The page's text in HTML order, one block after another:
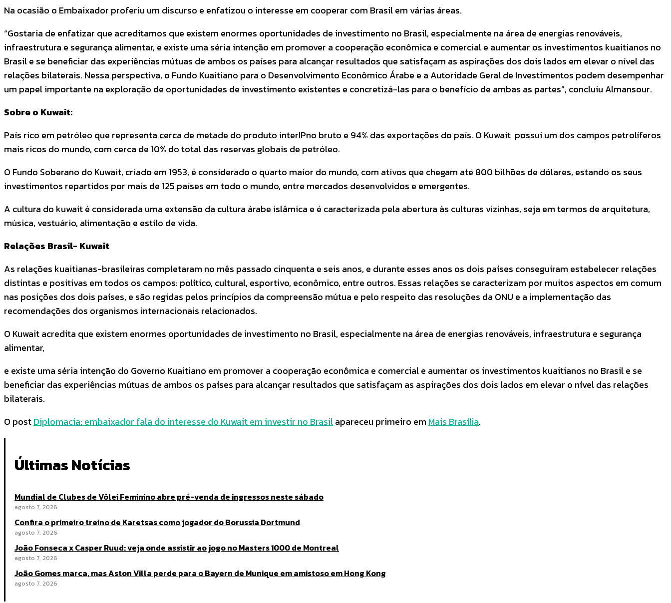
Na ocasião o Embaixador proferiu um discurso e enfatizou o interesse em cooperar com Brasil em várias áreas.
“Gostaria de enfatizar que acreditamos que existem enormes oportunidades de investimento no Brasil, especialmente na área de energias renováveis,
infraestrutura e segurança alimentar, e existe uma séria intenção em promover a cooperação econômica e comercial e aumentar os investimentos kuaitianos no
Brasil e se beneficiar das experiências mútuas de ambos os países para alcançar resultados que satisfaçam as aspirações dos dois lados em elevar o nível das
relações bilaterais. Nessa perspectiva, o Fundo Kuaitiano para o Desenvolvimento Econômico Árabe e a Autoridade Geral de Investimentos podem desempenhar
um papel importante na exploração de oportunidades de investimento existentes e concretizá-las para o benefício de ambas as partes”, concluiu Almansour.
Sobre o Kuwait:
País rico em petróleo que representa cerca de metade do produto interIPno bruto e 94% das exportações do país. O Kuwait possui um dos campos petrolíferos
mais ricos do mundo, com cerca de 10% do total das reservas globais de petróleo.
O Fundo Soberano do Kuwait, criado em 1953, é considerado o quarto maior do mundo, com ativos que chegam até 800 bilhões de dólares, estando os seus
investimentos repartidos por mais de 125 países em todo o mundo, entre mercados desenvolvidos e emergentes.
A cultura do kuwait é considerada uma extensão da cultura árabe islâmica e é caracterizada pela abertura às culturas vizinhas, seja em termos de arquitetura,
música, vestuário, alimentação e estilo de vida.
Relações Brasil- Kuwait
As relações kuaitianas-brasileiras completaram no mês passado cinquenta e seis anos, e durante esses anos os dois países conseguiram estabelecer relações
distintas e positivas em todos os campos: político, cultural, esportivo, econômico, entre outros. Essas relações se caracterizam por muitos aspectos em comum
nas posições dos dois países, e são regidas pelos princípios da compreensão mútua e pelo respeito das resoluções da ONU e a implementação das
recomendações dos organismos internacionais relacionados.
O Kuwait acredita que existem enormes oportunidades de investimento no Brasil, especialmente na área de energias renováveis, infraestrutura e segurança
alimentar,
e existe uma séria intenção do Governo Kuaitiano em promover a cooperação econômica e comercial e aumentar os investimentos kuaitianos no Brasil e se
beneficiar das experiências mútuas de ambos os países para alcançar resultados que satisfaçam as aspirações dos dois lados em elevar o nível das relações
bilaterais.
O postDiplomacia: embaixador fala do interesse do Kuwait em investir no Brasilapareceu primeiro em Mais Brasília.
Últimas Notícias
Mundial de Clubes de Vôlei Feminino abre pré-venda de ingressos neste sábado
agosto 7, 2026
Confira o primeiro treino de Karetsas como jogador do Borussia Dortmund
agosto 7, 2026
João Fonseca x Casper Ruud: veja onde assistir ao jogo no Masters 1000 de Montreal
agosto 7, 2026
João Gomes marca, mas Aston Villa perde para o Bayern de Munique em amistoso em Hong Kong
agosto 7, 2026